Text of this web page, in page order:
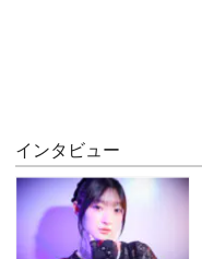
インタビュー